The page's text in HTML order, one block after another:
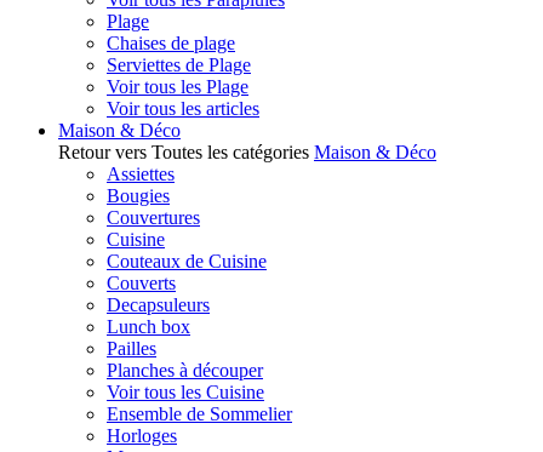
Plage
Chaises de plage
Serviettes de Plage
Voir tous les Plage
Voir tous les articles
Maison & Déco
Retour vers Toutes les catégories Maison & Déco
Assiettes
Bougies
Couvertures
Cuisine
Couteaux de Cuisine
Couverts
Decapsuleurs
Lunch box
Pailles
Planches à découper
Voir tous les Cuisine
Ensemble de Sommelier
Horloges